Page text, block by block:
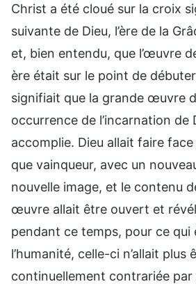
Christ a été cloué sur la croix
suivante de Dieu, l’ère de la
et, bien entendu, que l’œuvre
ère était sur le point de
signifiait que la grande œuvre
occurrence de l’incarnation de
accomplie. Dieu allait faire
que vainqueur, avec un
nouvelle image, et le contenu
œuvre allait être ouvert et
pendant ce temps, pour ce qui
l’humanité, celle-ci n’allait plus
continuellement contrariée